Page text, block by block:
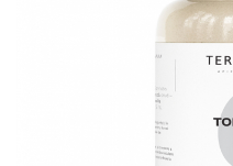
CREME ȘI PASTE TARTINABILE
CIOCOLATĂ ȘI CACAO